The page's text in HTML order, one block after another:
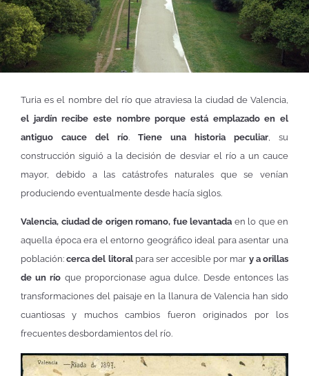
Turia es el nombre del río que atraviesa la ciudad de Valencia,
el jardín recibe este nombre porque está emplazado en el
antiguo cauce del río. Tiene una historia peculiar, su
construcción siguió a la decisión de desviar el río a un cauce
mayor, debido a las catástrofes naturales que se venían
produciendo eventualmente desde hacía siglos.
Valencia, ciudad de origen romano, fue levantada en lo que en
aquella época era el entorno geográfico ideal para asentar una
población:cerca del litoral para ser accesible por mar y a orillas
de un río que proporcionase agua dulce. Desde entonces las
transformaciones del paisaje en la llanura de Valencia han sido
cuantiosas y muchos cambios fueron originados por los
frecuentes desbordamientos del río.